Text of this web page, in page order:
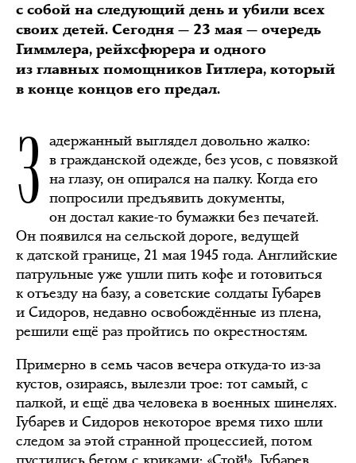
с собой на следующий день и убили всех
своих детей. Сегодня — 23 мая — очередь
Гиммлера, рейхсфюрера и одного
из главных помощников Гитлера, который
в конце концов его предал.
З адержанный выглядел довольно жалко:
в гражданской одежде, без усов, с повязкой
на глазу, он опирался на палку. Когда его
попросили предъявить документы,
он достал какие-то бумажки без печатей.
Он появился на сельской дороге, ведущей
к датской границе, 21 мая 1945 года. Английские
патрульные уже ушли пить кофе и готовиться
к отъезду на базу, а советские солдаты Губарев
и Сидоров, недавно освобождённые из плена,
решили ещё раз пройтись по окрестностям.
Примерно в семь часов вечера откуда-то из-за
кустов, озираясь, вылезли трое: тот самый, с
палкой, и ещё два человека в военных шинелях.
Губарев и Сидоров некоторое время тихо шли
следом за этой странной процессией, потом